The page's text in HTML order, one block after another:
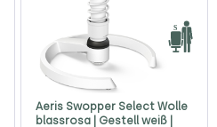
Aeris Swopper Select Wolle
blassrosa | Gestell weiß |